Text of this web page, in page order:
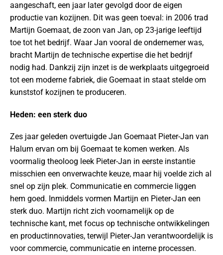
aangeschaft, een jaar later gevolgd door de eigen
productie van kozijnen. Dit was geen toeval: in 2006 trad
Martijn Goemaat, de zoon van Jan, op 23-jarige leeftijd
toe tot het bedrijf. Waar Jan vooral de ondernemer was,
bracht Martijn de technische expertise die het bedrijf
nodig had. Dankzij zijn inzet is de werkplaats uitgegroeid
tot een moderne fabriek, die Goemaat in staat stelde om
kunststof kozijnen te produceren.
Heden: een sterk duo
Zes jaar geleden overtuigde Jan Goemaat Pieter-Jan van
Halum ervan om bij Goemaat te komen werken. Als
voormalig theoloog leek Pieter-Jan in eerste instantie
misschien een onverwachte keuze, maar hij voelde zich al
snel op zijn plek. Communicatie en commercie liggen
hem goed. Inmiddels vormen Martijn en Pieter-Jan een
sterk duo. Martijn richt zich voornamelijk op de
technische kant, met focus op technische ontwikkelingen
en productinnovaties, terwijl Pieter-Jan verantwoordelijk is
voor commercie, communicatie en interne processen.